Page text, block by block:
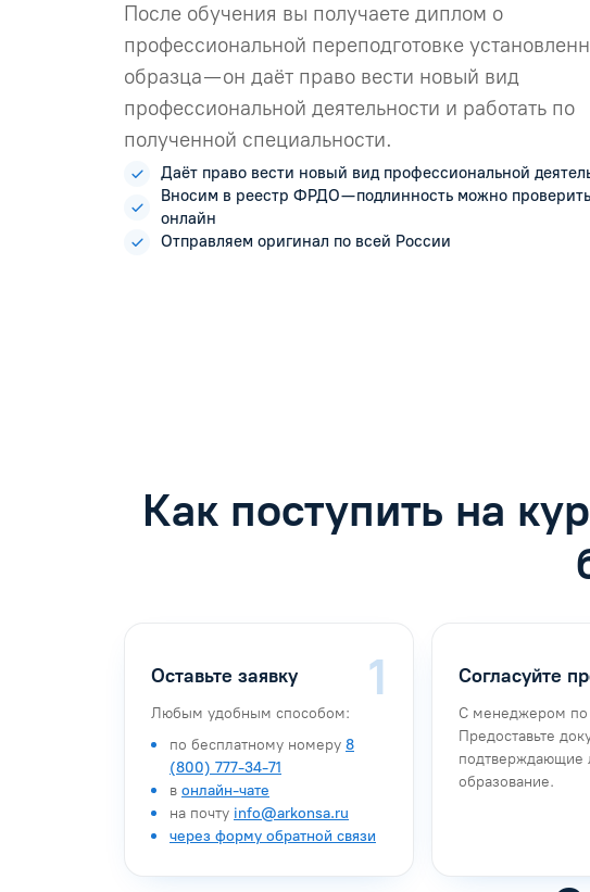
После обучения вы получаете диплом о
профессиональной переподготовке
образца — он даёт право вести новый вид
профессиональной деятельности и работать по
полученной специальности.
Даёт право вести новый вид профессиональной
Вносим в реестр ФРДО — подлинность можно проверить
онлайн
Отправляем оригинал по всей России
Как поступить на
Оставьте заявку
Любым удобным способом:
по бесплатному номеру 8
(800) 777-34-71
в онлайн-чате
на почту info@arkonsa.ru
через форму обратной связи
Согласуйте
С менеджером по
Предоставьте
подтверждающие
образование.